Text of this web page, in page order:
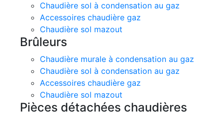
Chaudière sol à condensation au gaz
Accessoires chaudière gaz
Chaudière sol mazout
Brûleurs
Chaudière murale à condensation au gaz
Chaudière sol à condensation au gaz
Accessoires chaudière gaz
Chaudière sol mazout
Pièces détachées chaudières